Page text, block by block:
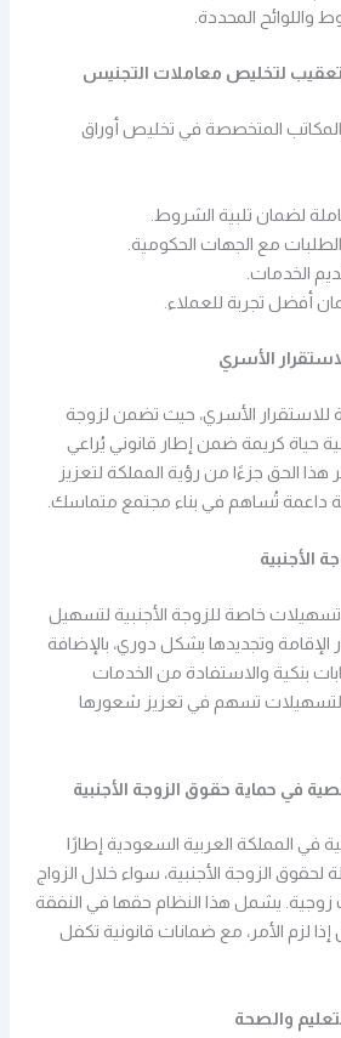
واللوائح المحددة.
لتخليص معاملات التجنيس
المكاتب المتخصصة في تخليص أوراق
لضمان تلبية الشروط.
مع الجهات الحكومية.
الخدمات.
أفضل تجربة للعملاء.
الأسري
للاستقرار الأسري، حيث تضمن لزوجة
حياة كريمة ضمن إطار قانوني يُراعي
هذا الحق جزءًا من رؤية المملكة لتعزيز
داعمة تُساهم في بناء مجتمع متماسك.
الأجنبية
خاصة للزوجة الأجنبية لتسهيل
الإقامة وتجديدها بشكل دوري، بالإضافة
بنكية والاستفادة من الخدمات
تسهم في تعزيز شعورها
في حماية حقوق الزوجة الأجنبية
في المملكة العربية السعودية إطارًا
لحقوق الزوجة الأجنبية، سواء خلال الزواج
يشمل هذا النظام حقها في النفقة
لزم الأمر، مع ضمانات قانونية تكفل
والصحة